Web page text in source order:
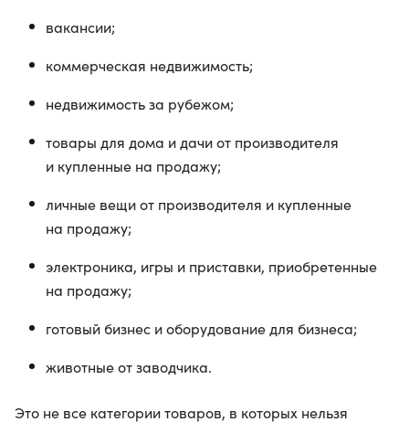
вакансии;
коммерческая недвижимость;
недвижимость за рубежом;
товары для дома и дачи от производителя
и купленные на продажу;
личные вещи от производителя и купленные
на продажу;
электроника, игры и приставки, приобретенные
на продажу;
готовый бизнес и оборудование для бизнеса;
животные от заводчика.
Это не все категории товаров, в которых нельзя